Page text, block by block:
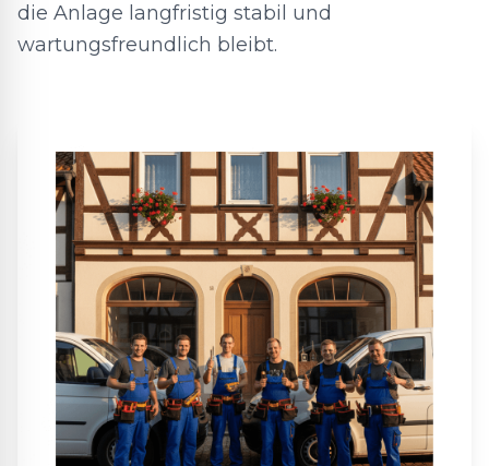
die Anlage langfristig stabil und
wartungsfreundlich bleibt.